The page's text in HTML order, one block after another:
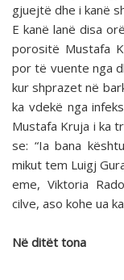
gjuejtë dhe i kanë
E kanë lanë disa
porositë Mustafa
por të vuente nga
kur shprazet në
ka vdekë nga
Mustafa Kruja i ka
se: “Ia bana
mikut tem Luigj
eme, Viktoria
cilve, aso kohe ua
Në ditët tona